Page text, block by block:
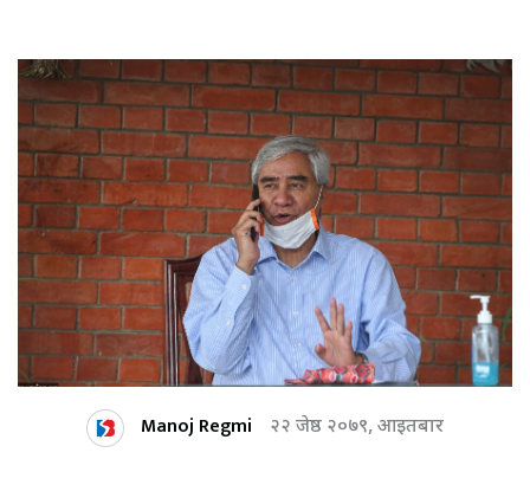
Manoj Regmi २२ जेष्ठ २०७९, आइतबार